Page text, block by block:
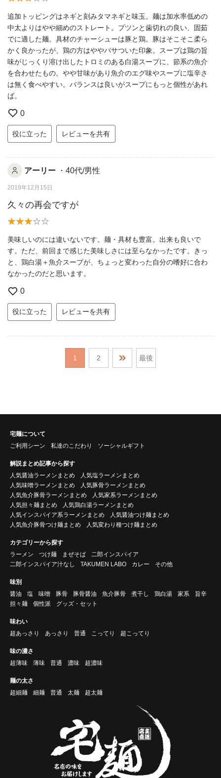
追加トッピングはネギと刻みタマネギと味玉。麺は加水率低めの
中太よりはやや細めのストレート。プツンと歯切れの良い、固茹
でに適した麺。具材のチャーシューは豚と鶏。豚はそこそこ柔ら
かく良かったが、鶏の方はややパサついた印象。スープは鶏の旨
味がじっくり溶け出したトロミのある白湯スープに、節系の魚介
を合わせたもの。やや甘味があり魚介のエグ味やスープに塩辛さ
は無く食べやすい。バランスは良いがスープにもっと個性があれ
ば。
0
役に立った レビューを共有
アーリー ・40代/男性
2019年12月15日
久々の再会ですが
美味しいのには違いないです。麺・具材も豊富。出来も良いで
す。ただ、前回まで感じた美味しさには至らなかったです。きっ
と、鶏白湯＋魚介スープが、ちょっと変わった自分の嗜好に合わ
なかったのだと思います。
0
役に立った レビューを共有
1 2 最後
宅麺について
ご利用シーン
私達のこだわり ソーシャルギフト
解説まとめ記事から探す
人気醤油ラーメンまとめ
人気塩ラーメンまとめ
人気味噌ラーメンまとめ
人気豚骨ラーメンまとめ
人気魚介豚骨ラーメンまとめ
人気家系ラーメンまとめ
人気担々麺まとめ
人気鶏白湯ラーメンまとめ
人気インスパイア系ラーメンまとめ
人気醤油つけ麺まとめ
人気魚介豚骨つけ麺まとめ
人気変わり種つけ麺まとめ
カテゴリーから探す
ラーメン
つけ麺 まぜそば
二郎インスパイア
二郎インスパイア汁なし
TAKUMEN LABO カレー その他
味別
醤油
塩 味噌 豚骨 豚骨醤油 魚介豚骨 煮干し 鶏白湯 家系
旨辛
担々麺
個性派 グッズ・セット
味わい
超あっさり
あっさり 普通 こってり 超こってり
味の濃さ
超薄味
薄味 普通 濃味 超濃味
麺の太さ
超細麺
細麺 普通 太麺 超太麺